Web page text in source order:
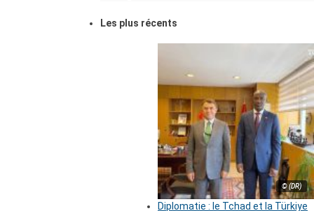
Les plus récents
© (DR)
Diplomatie : le Tchad et la Türkiye